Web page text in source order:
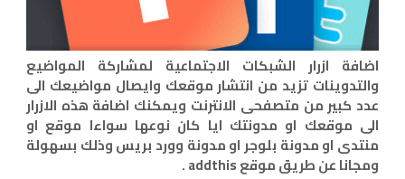
اضافة ازرار الشبكات الاجتماعية لمشاركة المواضيع
والتدوينات تزيد من انتشار موقعك وايصال مواضيعك الى
عدد كبير من متصفحى الانترنت ويمكنك اضافة هذه الازرار
الى موقعك او مدونتك ايا كان نوعها سواءا موقع او
منتدى او مدونة بلوجر او مدونة وورد بريس وذلك بسهولة
ومجانا عن طريق موقع addthis .